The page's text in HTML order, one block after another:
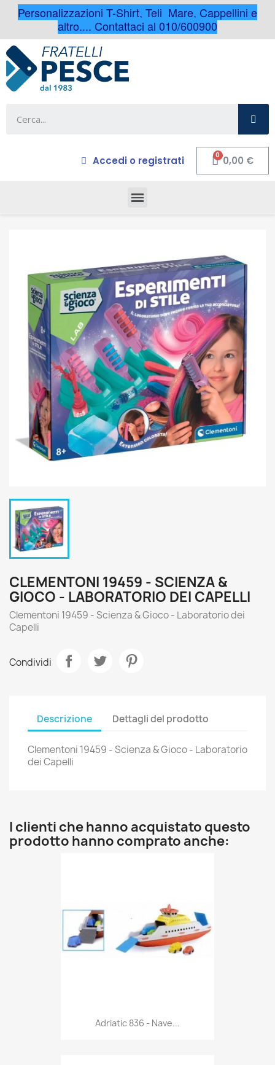
Personalizzazioni T-Shirt, Teli Mare, Cappellini e
altro.... Contattaci al 010/600900
Accedi o registrati 0,00 €
CLEMENTONI 19459 - SCIENZA &
GIOCO - LABORATORIO DEI CAPELLI
Clementoni 19459 - Scienza & Gioco - Laboratorio dei
Capelli
Condividi
Descrizione Dettagli del prodotto
Clementoni 19459 - Scienza & Gioco - Laboratorio
dei Capelli
I clienti che hanno acquistato questo
prodotto hanno comprato anche:
Anteprima
Adriatic 836 - Nave...